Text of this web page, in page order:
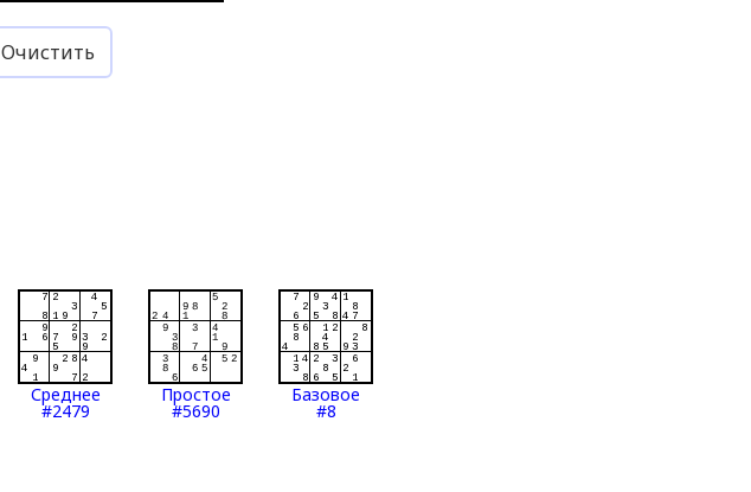
Очистить
Среднее
#2479
Простое
#5690
Базовое
#8